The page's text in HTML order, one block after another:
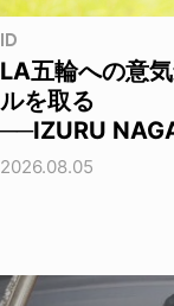
ID
LA五輪への意
ルを取る
──IZURU
2026.08.05